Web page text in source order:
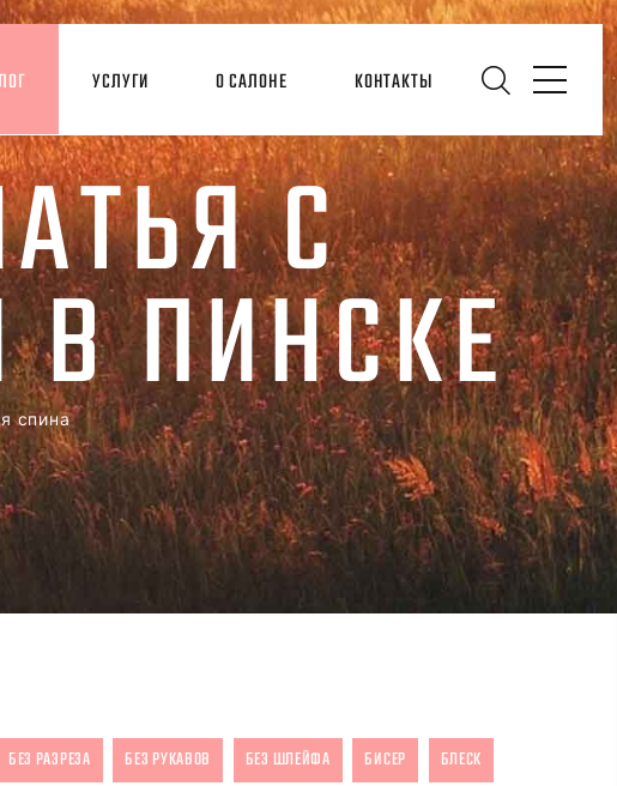
УСЛУГИ О САЛОНЕ КОНТАКТЫ
С
В ПИНСКЕ
спина
БЕЗ РАЗРЕЗА БЕЗ РУКАВОВ БЕЗ ШЛЕЙФА БИСЕР БЛЕСК